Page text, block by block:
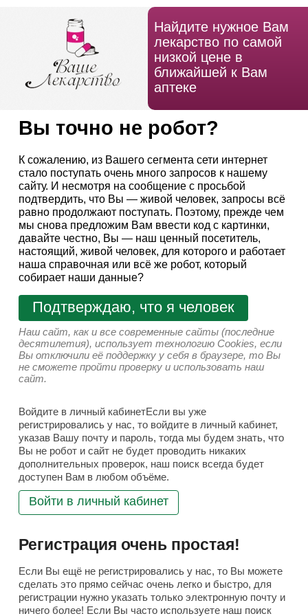
Найдите нужное Вам
лекарство по самой
низкой цене в
ближайшей к Вам
аптеке
Вы точно не робот?
К сожалению, из Вашего сегмента сети интернет
стало поступать очень много запросов к нашему
сайту. И несмотря на сообщение с просьбой
подтвердить, что Вы — живой человек, запросы всё
равно продолжают поступать. Поэтому, прежде чем
мы снова предложим Вам ввести код с картинки,
давайте честно, Вы — наш ценный посетитель,
настоящий, живой человек, для которого и работает
наша справочная или всё же робот, который
собирает наши данные?
Подтверждаю, что я человек
Наш сайт, как и все современные сайты (последние
десятилетия), использует технологию Cookies, если
Вы отключили её поддержку у себя в браузере, то Вы
не сможете пройти проверку и использовать наш
сайт.
Войдите в личный кабинетЕсли вы уже
регистрировались у нас, то войдите в личный кабинет,
указав Вашу почту и пароль, тогда мы будем знать, что
Вы не робот и сайт не будет проводить никаких
дополнительных проверок, наш поиск всегда будет
доступен Вам в любом объёме.
Войти в личный кабинет
Регистрация очень простая!
Если Вы ещё не регистрировались у нас, то Вы можете
сделать это прямо сейчас очень легко и быстро, для
регистрации нужно указать только электронную почту и
ничего более! Если Вы часто используете наш поиск